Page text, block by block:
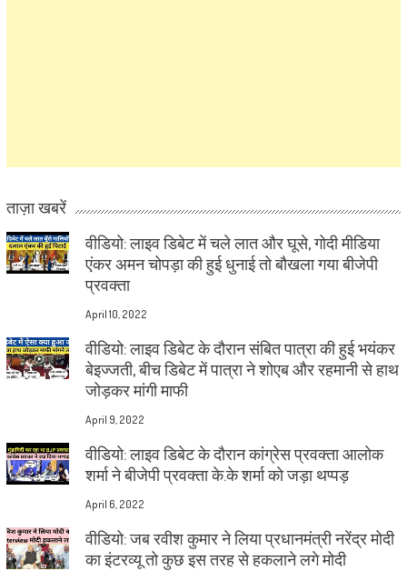
ताज़ा खबरें
वीडियो: लाइव डिबेट में चले लात और घूसे, गोदी मीडिया
एंकर अमन चोपड़ा की हुई धुनाई तो बौखला गया बीजेपी
प्रवक्ता
April 10, 2022
वीडियो: लाइव डिबेट के दौरान संबित पात्रा की हुई भयंकर
बेइज्जती, बीच डिबेट में पात्रा ने शोएब और रहमानी से हाथ
जोड़कर मांगी माफी
April 9, 2022
वीडियो: लाइव डिबेट के दौरान कांग्रेस प्रवक्ता आलोक
शर्मा ने बीजेपी प्रवक्ता के.के शर्मा को जड़ा थप्पड़
April 6, 2022
वीडियो: जब रवीश कुमार ने लिया प्रधानमंत्री नरेंद्र मोदी
का इंटरव्यू तो कुछ इस तरह से हकलाने लगे मोदी